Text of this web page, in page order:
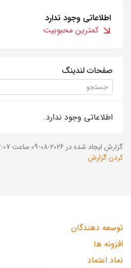
اطلاعاتی وجود ندارد
کمترین محبوبیت
صفحات لندینگ
اطلاعاتی وجود ندارد.
گزارش ایجاد شده در 2026-08-09 ساعت 01:54:07 (UTC +03:30).
کردن گزارش
توسعه دهندگان
افزونه ها
نماد اعتماد